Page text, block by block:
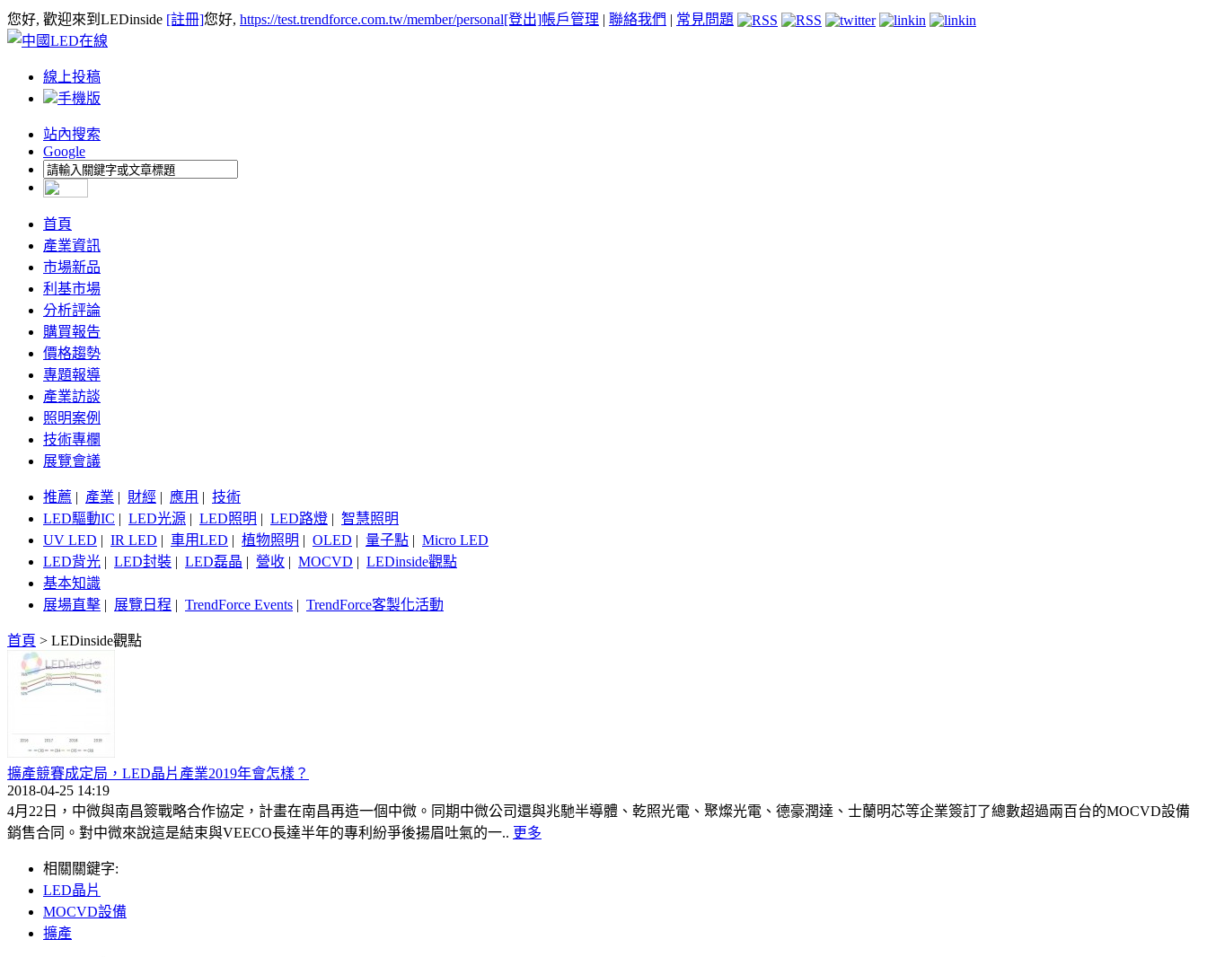
您好, 歡迎來到LEDinside [註冊]您好, https://test.trendforce.com.tw/member/personal[登出]帳戶管理 | 聯絡我們 | 常見問題
線上投稿
手機版
站內搜索
Google
首頁
產業資訊
市場新品
利基市場
分析評論
購買報告
價格趨勢
專題報導
產業訪談
照明案例
技術專欄
展覽會議
推薦 | 產業 | 財經 | 應用 | 技術
LED驅動IC | LED光源 | LED照明 | LED路燈 | 智慧照明
UV LED | IR LED | 車用LED | 植物照明 | OLED | 量子點 | Micro LED
LED背光 | LED封裝 | LED磊晶 | 營收 | MOCVD | LEDinside觀點
基本知識
展場直擊 | 展覽日程 | TrendForce Events | TrendForce客製化活動
首頁 > LEDinside觀點
擴產競賽成定局，LED晶片產業2019年會怎樣？
2018-04-25 14:19
4月22日，中微與南昌簽戰略合作協定，計畫在南昌再造一個中微。同期中微公司還與兆馳半導體、乾照光電、聚燦光電、德豪潤達、士蘭明芯等企業簽訂了總數超過兩百台的MOCVD設備
銷售合同。對中微來說這是結束與VEECO長達半年的專利紛爭後揚眉吐氣的一.. 更多
相關關鍵字:
LED晶片
MOCVD設備
擴產